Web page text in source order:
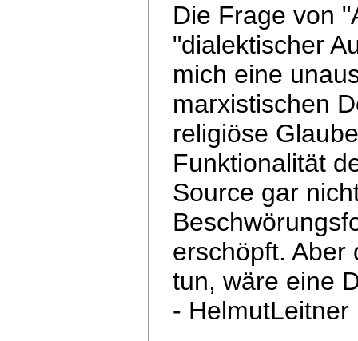
Die Frage von
"dialektischer
mich eine
marxistischen
religiöse
Funktionalität
Source gar
erschöpft. Aber
tun, wäre eine
- HelmutLeitner